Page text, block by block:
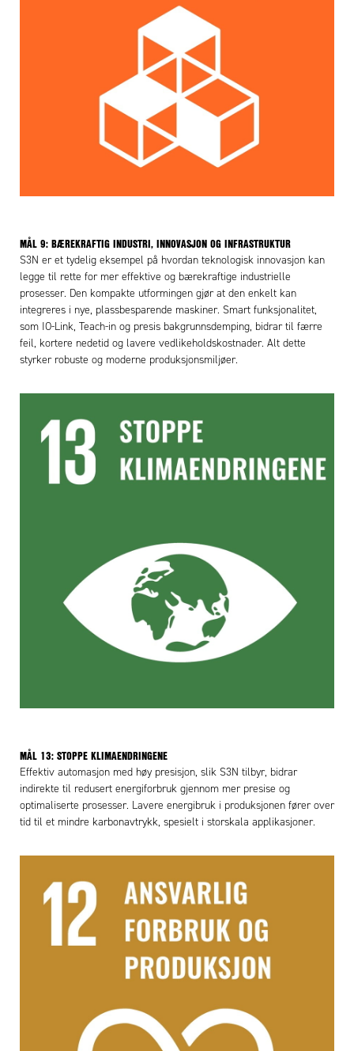
MÅL 9: BÆREKRAFTIG INDUSTRI, INNOVASJON OG INFRASTRUKTUR
S3N er et tydelig eksempel på hvordan teknologisk innovasjon kan
legge til rette for mer effektive og bærekraftige industrielle
prosesser. Den kompakte utformingen gjør at den enkelt kan
integreres i nye, plassbesparende maskiner. Smart funksjonalitet,
som IO-Link, Teach-in og presis bakgrunnsdemping, bidrar til færre
feil, kortere nedetid og lavere vedlikeholdskostnader. Alt dette
styrker robuste og moderne produksjonsmiljøer.
MÅL 13: STOPPE KLIMAENDRINGENE
Effektiv automasjon med høy presisjon, slik S3N tilbyr, bidrar
indirekte til redusert energiforbruk gjennom mer presise og
optimaliserte prosesser. Lavere energibruk i produksjonen fører over
tid til et mindre karbonavtrykk, spesielt i storskala applikasjoner.